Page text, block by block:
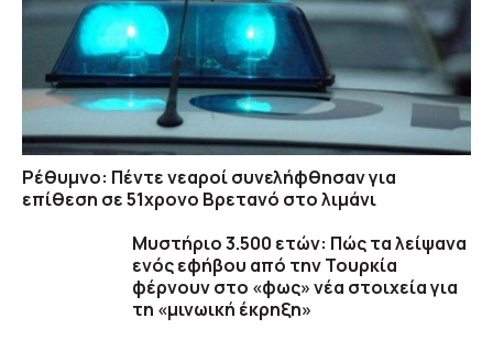
Ρέθυμνο: Πέντε νεαροί συνελήφθησαν για
επίθεση σε 51χρονο Βρετανό στο λιμάνι
Μυστήριο 3.500 ετών: Πώς τα λείψανα
ενός εφήβου από την Τουρκία
φέρνουν στο «φως» νέα στοιχεία για
τη «μινωική έκρηξη»